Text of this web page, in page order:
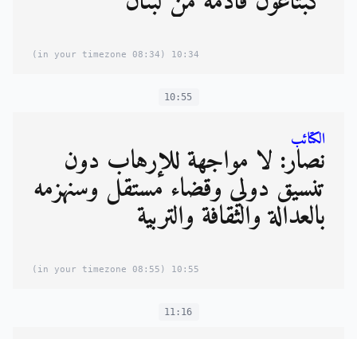
10:34
(08:34 in your timezone)
10:55
الكتائب
نصار: لا مواجهة للإرهاب دون
تنسيق دولي وقضاء مستقل وسنهزمه
بالعدالة والثقافة والتربية
10:55
(08:55 in your timezone)
11:16